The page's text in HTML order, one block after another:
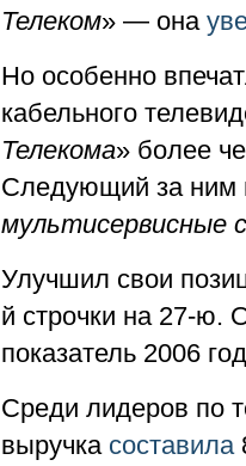
Телеком» — она
Но особенно
кабельного
Телекома» более
Следующий за ним
мультисервисные
Улучшил свои
й строчки на 27-ю.
показатель 2006
Среди лидеров по
выручка составила